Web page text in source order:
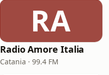
RA
Radio Amore Italia
Catania · 99.4 FM